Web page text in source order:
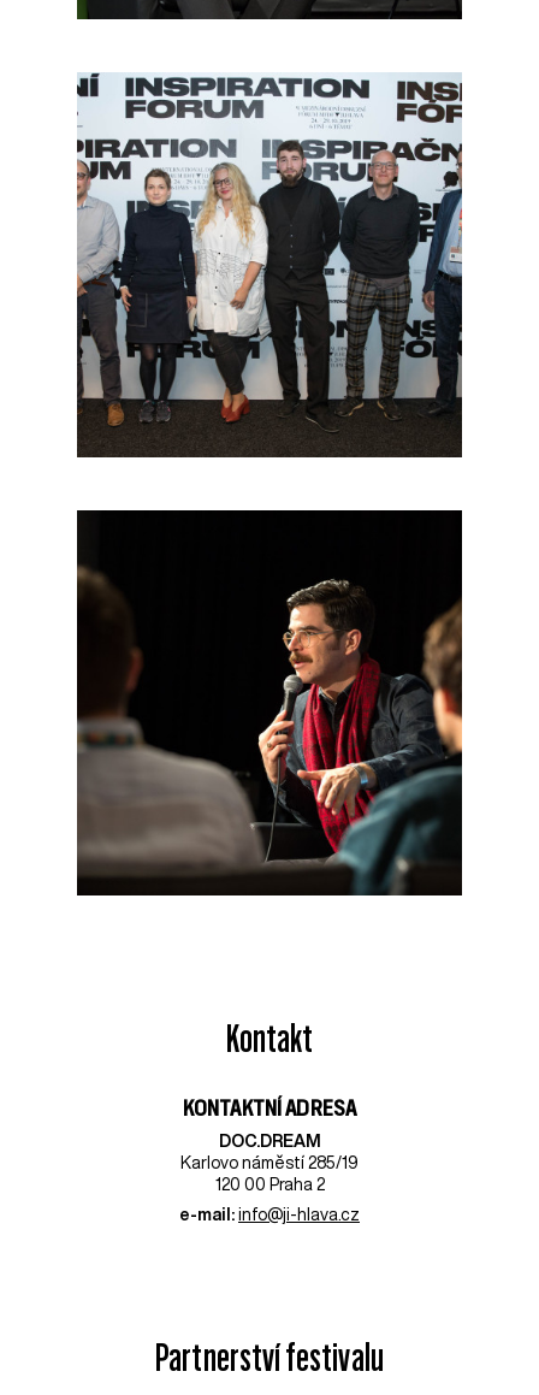
Kontakt
KONTAKTNÍ ADRESA
DOC.DREAM​
Karlovo náměstí 285/19
120 00 Praha 2
e-mail: info@ji-hlava.cz
Partnerství festivalu